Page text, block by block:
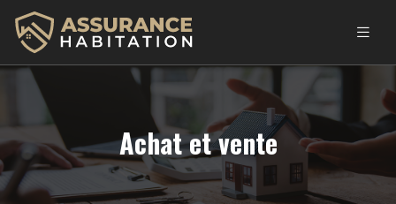
Achat et vente